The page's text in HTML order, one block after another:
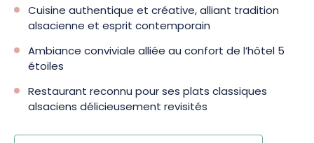
Cuisine authentique et créative, alliant tradition
alsacienne et esprit contemporain
Ambiance conviviale alliée au confort de l’hôtel 5
étoiles
Restaurant reconnu pour ses plats classiques
alsaciens délicieusement revisités